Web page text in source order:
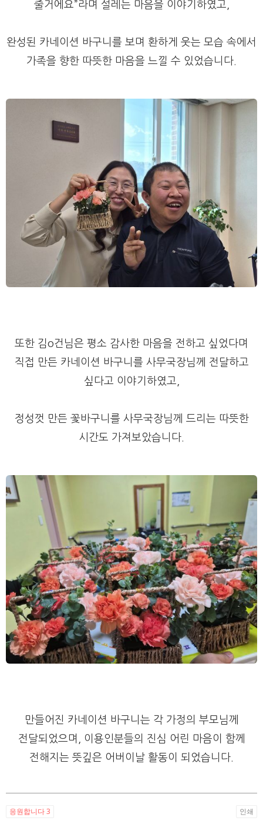
줄거에요”라며 설레는 마음을 이야기하였고,
완성된 카네이션 바구니를 보며 환하게 웃는 모습 속에서
가족을 향한 따뜻한 마음을 느낄 수 있었습니다.
또한 김o건님은 평소 감사한 마음을 전하고 싶었다며
직접 만든 카네이션 바구니를 사무국장님께 전달하고
싶다고 이야기하였고,
정성껏 만든 꽃바구니를 사무국장님께 드리는 따뜻한
시간도 가져보았습니다.
만들어진 카네이션 바구니는 각 가정의 부모님께
전달되었으며, 이용인분들의 진심 어린 마음이 함께
전해지는 뜻깊은 어버이날 활동이 되었습니다.
응원합니다3 인쇄